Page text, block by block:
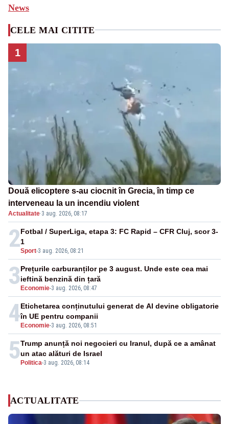
News
CELE MAI CITITE
1
Două elicoptere s-au ciocnit în Grecia, în timp ce
interveneau la un incendiu violent
Actualitate·3 aug. 2026, 08:17
2Sport-3 aug. 2026, 08:21
Fotbal / SuperLiga, etapa 3: FC Rapid – CFR Cluj, scor 3-
1
3 Economie-3 aug. 2026, 08:47
Prețurile carburanților pe 3 august. Unde este cea mai
ieftină benzină din țară
4 Economie-3 aug. 2026, 08:51
Etichetarea conținutului generat de AI devine obligatorie
în UE pentru companii
5 Politica-3 aug. 2026, 08:14
Trump anunță noi negocieri cu Iranul, după ce a amânat
un atac alături de Israel
ACTUALITATE